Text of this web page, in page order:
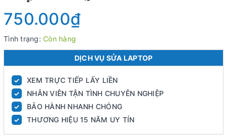
750.000₫
Tình trạng: Còn hàng
DỊCH VỤ SỬA LAPTOP
✓ XEM TRỰC TIẾP LẤY LIỀN
✓ NHÂN VIÊN TẬN TÌNH CHUYÊN NGHIỆP
✓ BẢO HÀNH NHANH CHÓNG
✓ THƯƠNG HIỆU 15 NĂM UY TÍN